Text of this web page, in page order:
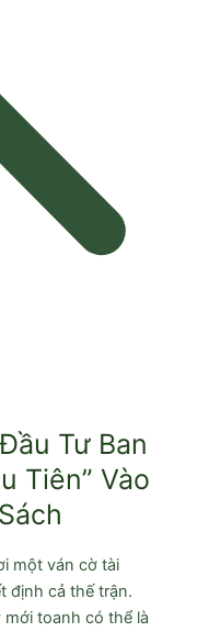
Tư Ban
Tiên” Vào
một ván cờ tài
định cả thế trận.
toanh có thể là